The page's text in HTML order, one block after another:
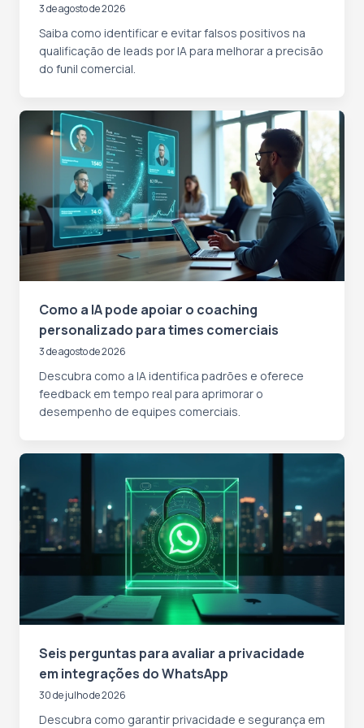
3 de agosto de 2026
Saiba como identificar e evitar falsos positivos na
qualificação de leads por IA para melhorar a precisão
do funil comercial.
Como a IA pode apoiar o coaching
personalizado para times comerciais
3 de agosto de 2026
Descubra como a IA identifica padrões e oferece
feedback em tempo real para aprimorar o
desempenho de equipes comerciais.
Seis perguntas para avaliar a privacidade
em integrações do WhatsApp
30 de julho de 2026
Descubra como garantir privacidade e segurança em